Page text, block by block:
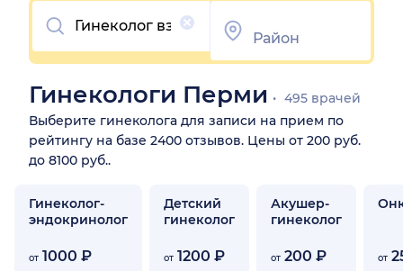
Очистить
Гинекологи Перми
495 врачей
Выберите гинеколога для записи на прием по
рейтингу на базе 2400 отзывов. Цены от 200 руб.
до 8100 руб..
Гинеколог-
эндокринолог
от 1000 ₽
Детский
гинеколог
от 1200 ₽
Акушер-
гинеколог
от 200 ₽ от